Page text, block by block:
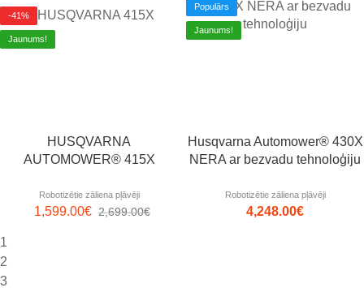
-41%
Jaunums!
HUSQVARNA
AUTOMOWER® 415X
Robotizētie zāliena pļāvēji
2,699.00€
1,599.00€
Populārs
Jaunums!
Husqvarna Automower® 430X
NERA ar bezvadu tehnoloģiju
Robotizētie zāliena pļāvēji
4,248.00€
1
2
3